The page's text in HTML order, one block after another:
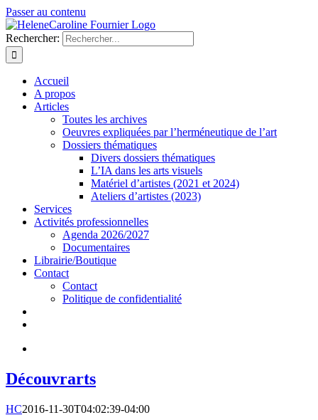
Passer au contenu
Rechercher:
Accueil
A propos
Articles
Toutes les archives
Oeuvres expliquées par l’herméneutique de l’art
Dossiers thématiques
Divers dossiers thématiques
L’IA dans les arts visuels
Matériel d’artistes (2021 et 2024)
Ateliers d’artistes (2023)
Services
Activités professionnelles
Agenda 2026/2027
Documentaires
Librairie/Boutique
Contact
Contact
Politique de confidentialité
Découvrarts
HC2016-11-30T04:02:39-04:00